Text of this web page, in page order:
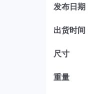
发布日期
出货时间
尺寸
重量